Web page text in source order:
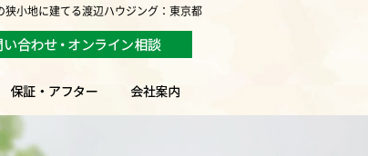
小地に建てる渡辺ハウジング：東京都